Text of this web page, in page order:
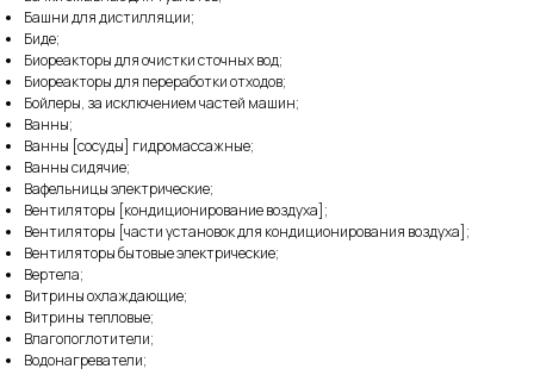
Башни для дистилляции;
Биде;
Биореакторы для очистки сточных вод;
Биореакторы для переработки отходов;
Бойлеры, за исключением частей машин;
Ванны;
Ванны [сосуды] гидромассажные;
Ванны сидячие;
Вафельницы электрические;
Вентиляторы [кондиционирование воздуха];
Вентиляторы [части установок для кондиционирования воздуха];
Вентиляторы бытовые электрические;
Вертела;
Витрины охлаждающие;
Витрины тепловые;
Влагопоглотители;
Водонагреватели;